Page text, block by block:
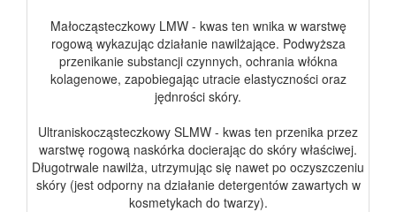
Małocząsteczkowy LMW - kwas ten wnika w warstwę
rogową wykazując działanie nawilżające. Podwyższa
przenikanie substancji czynnych, ochrania włókna
kolagenowe, zapobiegając utracie elastyczności oraz
jędnrości skóry.
Ultraniskocząsteczkowy SLMW - kwas ten przenika przez
warstwę rogową naskórka docierając do skóry właściwej.
Długotrwale nawilża, utrzymując się nawet po oczyszczeniu
skóry (jest odporny na działanie detergentów zawartych w
kosmetykach do twarzy).